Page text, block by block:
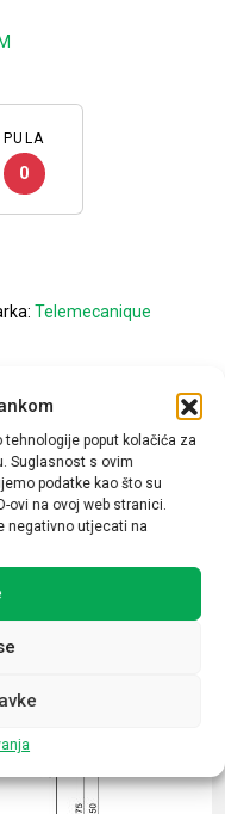
poput kolačića za
Suglasnost s ovim
podatke kao što su
ovi na ovoj web stranici.
negativno utjecati na
PULA
0
mm, 1M kontakt, mjed–Sn
Telemecanique